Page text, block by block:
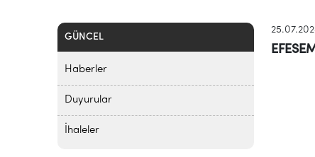
GÜNCEL
Haberler
Duyurular
İhaleler